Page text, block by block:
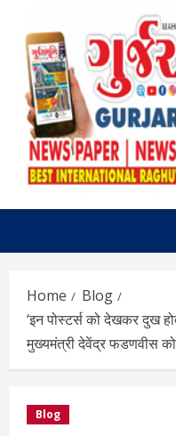
content
Home
Blog
‘इन पोस्टर्स को देखकर दुख
मुख्यमंत्री देवेंद्र फडणवीस
Blog